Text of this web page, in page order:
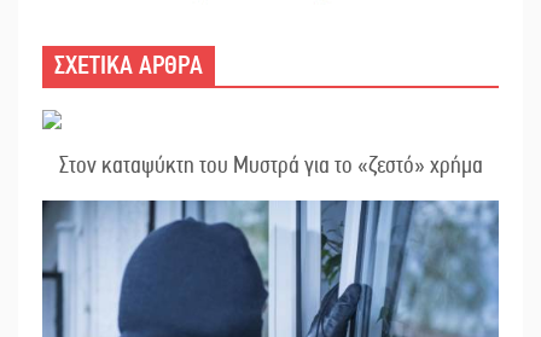
ΣΧΕΤΙΚΑ ΑΡΘΡΑ
Στον καταψύκτη του Μυστρά για το «ζεστό» χρήμα